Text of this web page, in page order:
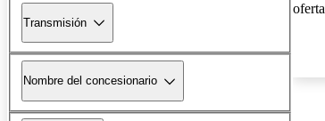
Transmisión
Nombre del concesionario
oferta